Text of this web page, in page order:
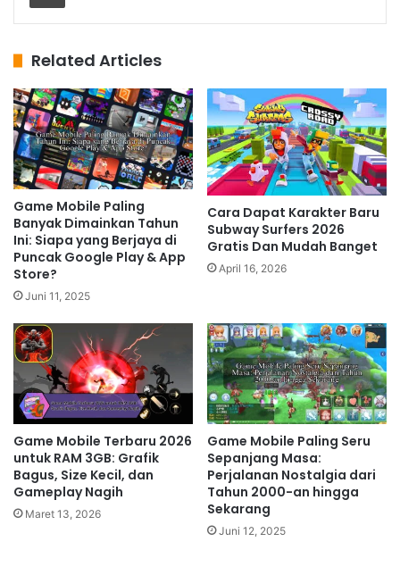
Related Articles
Game Mobile Paling
Banyak Dimainkan Tahun
Ini: Siapa yang Berjaya di
Puncak Google Play & App
Store?
Juni 11, 2025
Cara Dapat Karakter Baru
Subway Surfers 2026
Gratis Dan Mudah Banget
April 16, 2026
Game Mobile Terbaru 2026
untuk RAM 3GB: Grafik
Bagus, Size Kecil, dan
Gameplay Nagih
Maret 13, 2026
Game Mobile Paling Seru
Sepanjang Masa:
Perjalanan Nostalgia dari
Tahun 2000-an hingga
Sekarang
Juni 12, 2025